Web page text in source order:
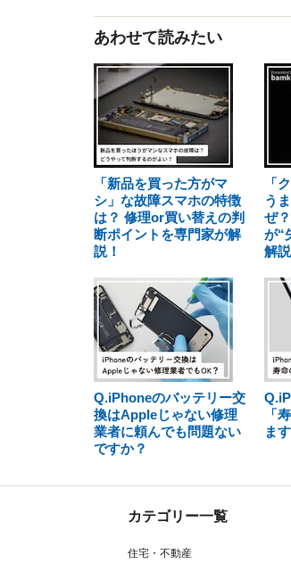
あわせて読みたい
「新品を買った方がマ
シ」な故障スマホの特徴
は？ 修理or買い替えの判
断ポイントを専門家が解
説！
「
う
ぜ
が“
解説
Q.iPhoneのバッテリー交
換はAppleじゃない修理
業者に頼んでも問題ない
ですか？
「
ま
カテゴリー一覧
住宅・不動産